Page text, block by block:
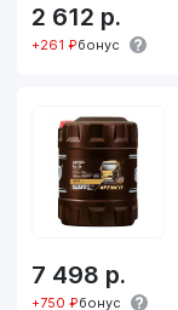
2 612 р.
+261 ₽бонус
7 498 р.
+750 ₽бонус